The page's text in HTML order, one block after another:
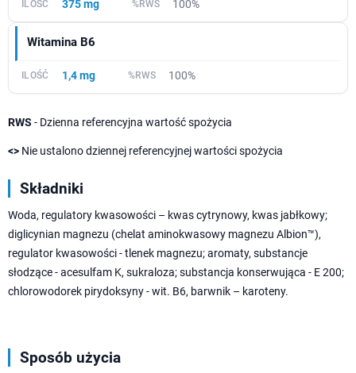
375 mg 100%
Witamina B6
1,4 mg 100%
RWS - Dzienna referencyjna wartość spożycia
<> Nie ustalono dziennej referencyjnej wartości spożycia
Składniki
Woda, regulatory kwasowości – kwas cytrynowy, kwas jabłkowy;
diglicynian magnezu (chelat aminokwasowy magnezu Albion™),
regulator kwasowości - tlenek magnezu; aromaty, substancje
słodzące - acesulfam K, sukraloza; substancja konserwująca - E 200;
chlorowodorek pirydoksyny - wit. B6, barwnik – karoteny.
Sposób użycia